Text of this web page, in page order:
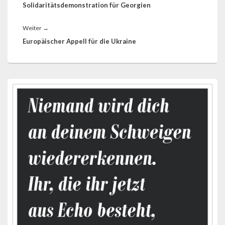
Beitrag:
Solidaritätsdemonstration für Georgien
Weiter →
Beitrag:
Europäischer Appell für die Ukraine
Primärer
Widgetbereich